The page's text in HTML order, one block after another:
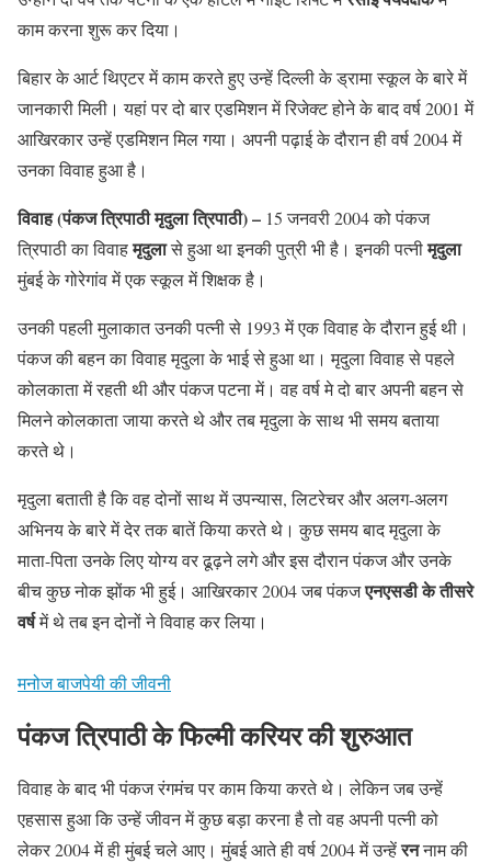
काम करना शुरू कर दिया।
बिहार के आर्ट थिएटर में काम करते हुए उन्हें दिल्ली के ड्रामा स्कूल के बारे में
जानकारी मिली। यहां पर दो बार एडमिशन में रिजेक्ट होने के बाद वर्ष 2001 में
आखिरकार उन्हें एडमिशन मिल गया। अपनी पढ़ाई के दौरान ही वर्ष 2004 में
उनका विवाह हुआ है।
विवाह (पंकज त्रिपाठी मृदुला त्रिपाठी) – 15 जनवरी 2004 को पंकज
त्रिपाठी का विवाहमृदुलासे हुआ था इनकी पुत्री भी है। इनकी पत्नीमृदुला
मुंबई के गोरेगांव में एक स्कूल में शिक्षक है।
उनकी पहली मुलाकात उनकी पत्नी से 1993 में एक विवाह के दौरान हुई थी।
पंकज की बहन का विवाह मृदुला के भाई से हुआ था। मृदुला विवाह से पहले
कोलकाता में रहती थी और पंकज पटना में। वह वर्ष मे दो बार अपनी बहन से
मिलने कोलकाता जाया करते थे और तब मृदुला के साथ भी समय बताया
करते थे।
मृदुला बताती है कि वह दोनों साथ में उपन्यास, लिटरेचर और अलग-अलग
अभिनय के बारे में देर तक बातें किया करते थे। कुछ समय बाद मृदुला के
माता-पिता उनके लिए योग्य वर ढूढ़ने लगे और इस दौरान पंकज और उनके
बीच कुछ नोक झोंक भी हुई। आखिरकार 2004 जब पंकजएनएसडी के तीसरे
वर्षमें थे तब इन दोनों ने विवाह कर लिया।
मनोज बाजपेयी की जीवनी
पंकज त्रिपाठी के फिल्मी करियर की शुरुआत
विवाह के बाद भी पंकज रंगमंच पर काम किया करते थे। लेकिन जब उन्हें
एहसास हुआ कि उन्हें जीवन में कुछ बड़ा करना है तो वह अपनी पत्नी को
लेकर 2004 में ही मुंबई चले आए। मुंबई आते ही वर्ष 2004 में उन्हेंरननाम की